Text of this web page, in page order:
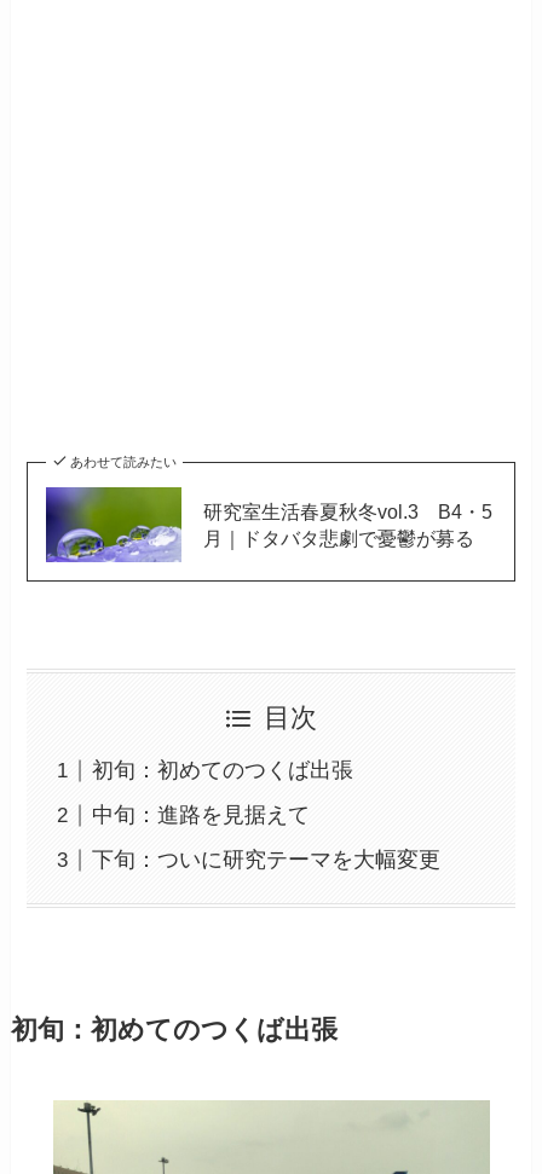
あわせて読みたい
研究室生活春夏秋冬vol.3 B4・5
月｜ドタバタ悲劇で憂鬱が募る
目次
初旬：初めてのつくば出張
中旬：進路を見据えて
下旬：ついに研究テーマを大幅変更
初旬：初めてのつくば出張